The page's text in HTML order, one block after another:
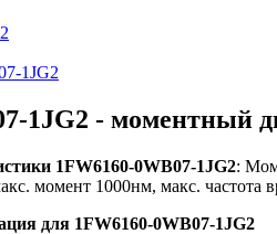
1JG2
1JG2 - моментный
1FW6160-0WB07-1JG2:
момент 1000нм, макс. частота
для 1FW6160-0WB07-1JG2